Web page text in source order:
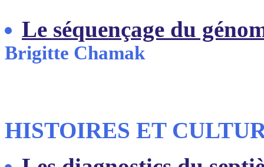
Le séquençage du
Brigitte Chamak
HISTOIRES ET